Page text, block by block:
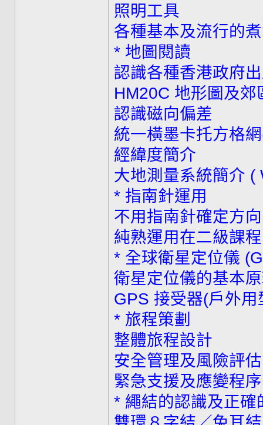
照明工具
各種基本及流行的
* 地圖閱讀
認識各種香港政府
HM20C 地形圖及郊
認識磁向偏差
統一橫墨卡托方格
經緯度簡介
大地測量系統簡介
* 指南針運用
不用指南針確定方
純熟運用在二級課
* 全球衛星定位儀
衛星定位儀的基本
GPS 接受器(戶外
* 旅程策劃
整體旅程設計
安全管理及風險評估
緊急支援及應變程序
* 繩結的認識及正確